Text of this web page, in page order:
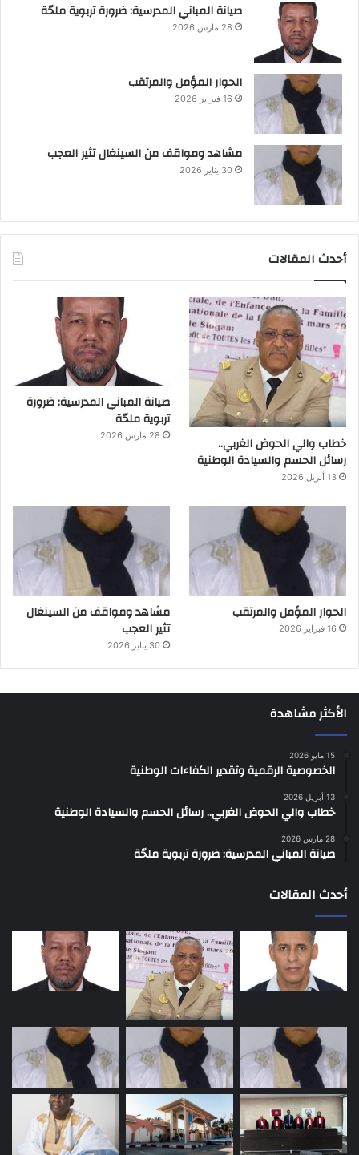
صيانة المباني المدرسية: ضرورة تربوية ملحّة
28 مارس 2026
الحوار المؤمل والمرتقب
16 فبراير 2026
مشاهد ومواقف من السينغال تثير العجب
30 يناير 2026
أحدث المقالات
خطاب والي الحوض الغربي..
رسائل الحسم والسيادة الوطنية
13 أبريل 2026
صيانة المباني المدرسية: ضرورة
تربوية ملحّة
28 مارس 2026
الحوار المؤمل والمرتقب
16 فبراير 2026
مشاهد ومواقف من السينغال
تثير العجب
30 يناير 2026
الأكثر مشاهدة
15 مايو 2026
الخصوصية الرقمية وتقدير الكفاءات الوطنية
13 أبريل 2026
خطاب والي الحوض الغربي.. رسائل الحسم والسيادة الوطنية
28 مارس 2026
صيانة المباني المدرسية: ضرورة تربوية ملحّة
أحدث المقالات